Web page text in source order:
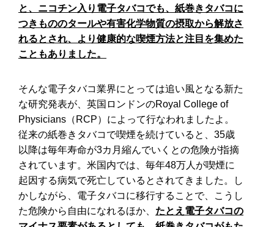
と、ニコチン入り電子タバコでも、紙巻きタバコに
つきもののタールや有害化学物質の摂取から解放さ
れるとされ、より健康的な喫煙方法と注目を集めた
こともありました。
そんな電子タバコ業界にとっては追い風となる新た
な研究発表が、英国ロンドンのRoyal College of
Physicians（RCP）によって行なわれましたよ。
従来の紙巻きタバコで喫煙を続けていると、35歳
以降は毎年寿命が3カ月縮んでいくとの危険が指摘
されています。米国内では、毎年48万人が喫煙に
起因する病気で死亡しているとされてきました。し
かしながら、電子タバコに移行することで、こうし
た危険から自由になれるほか、 たとえ電子タバコの